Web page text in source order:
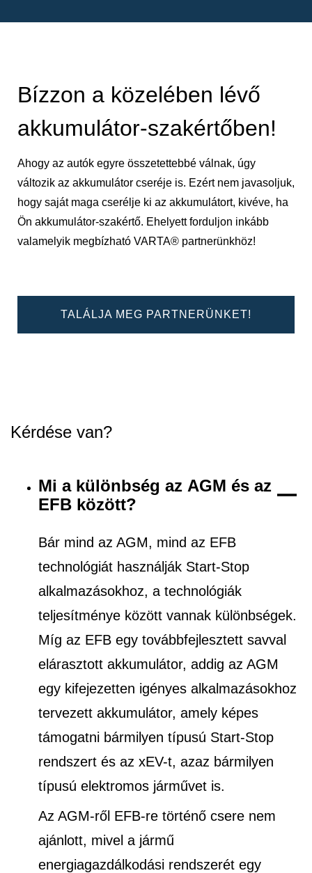
Bízzon a közelében lévő
akkumulátor-szakértőben!
Ahogy az autók egyre összetettebbé válnak, úgy
változik az akkumulátor cseréje is. Ezért nem javasoljuk,
hogy saját maga cserélje ki az akkumulátort, kivéve, ha
Ön akkumulátor-szakértő. Ehelyett forduljon inkább
valamelyik megbízható VARTA® partnerünkhöz!
TALÁLJA MEG PARTNERÜNKET!
Kérdése van?
Mi a különbség az AGM és az
EFB között?
Bár mind az AGM, mind az EFB
technológiát használják Start-Stop
alkalmazásokhoz, a technológiák
teljesítménye között vannak különbségek.
Míg az EFB egy továbbfejlesztett savval
elárasztott akkumulátor, addig az AGM
egy kifejezetten igényes alkalmazásokhoz
tervezett akkumulátor, amely képes
támogatni bármilyen típusú Start-Stop
rendszert és az xEV-t, azaz bármilyen
típusú elektromos járművet is.
Az AGM-ről EFB-re történő csere nem
ajánlott, mivel a jármű
energiagazdálkodási rendszerét egy